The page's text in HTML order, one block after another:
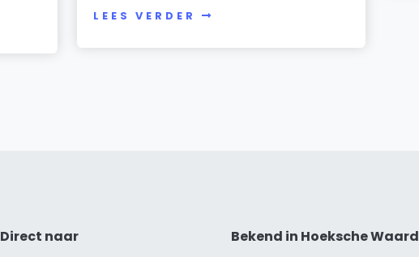
LEES VERDER
Direct naar
Bekend in Hoeksche Waard